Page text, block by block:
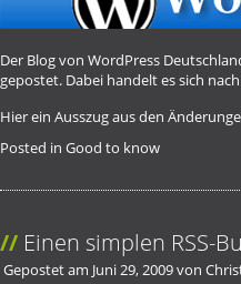
Der Blog von WordPress
gepostet. Dabei handelt es sich
Hier ein Ausszug aus den
Posted in Good to know
Einen simplen RSS-
Gepostet am Juni 29, 2009von